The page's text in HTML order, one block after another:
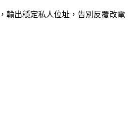
輸出穩定私人位址，告別反覆改電